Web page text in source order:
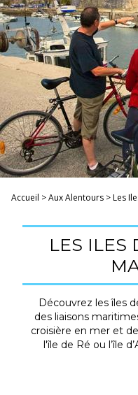
Accueil >Aux Alentours>Les
LES ILES
Découvrez les îles
des liaisons
croisière en mer et
l'île de Ré ou l’île